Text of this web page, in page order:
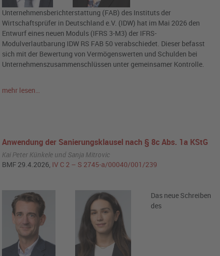
Unternehmensberichterstattung (FAB) des Instituts der
Wirtschaftsprüfer in Deutschland e.V. (IDW) hat im Mai 2026 den
Entwurf eines neuen Moduls (IFRS 3-M3) der IFRS-
Modulverlautbarung IDW RS FAB 50 verabschiedet. Dieser befasst
sich mit der Bewertung von Vermögenswerten und Schulden bei
Unternehmenszusammenschlüssen unter gemeinsamer Kontrolle.
mehr lesen…
Anwendung der Sanierungsklausel nach § 8c Abs. 1a KStG
Kai Peter Künkele und Sanja Mitrovic
BMF 29.4.2026, IV C 2 – S 2745-a/00040/001/239
Das neue Schreiben
des